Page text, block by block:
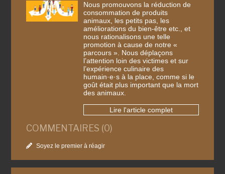
Nous promouvons la réduction de
consommation de produits
animaux, les petits pas, les
améliorations du bien-être etc., et
nous rationalisons une telle
promotion à cause de notre «
parcours ». Nous déplaçons
l’attention loin des victimes et sur
l’expérience culinaire des
humain·e·s à la place, comme si le
goût était plus important que la mort
des animaux.
Lire l'article complet
COMMENTAIRES (0)
Soyez le premier à réagir